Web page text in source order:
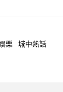
樂 城中熱話